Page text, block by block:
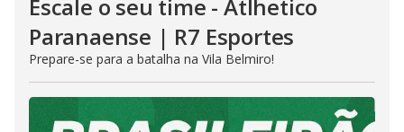
Escale o seu time - Atlhetico
Paranaense | R7 Esportes
Prepare-se para a batalha na Vila Belmiro!